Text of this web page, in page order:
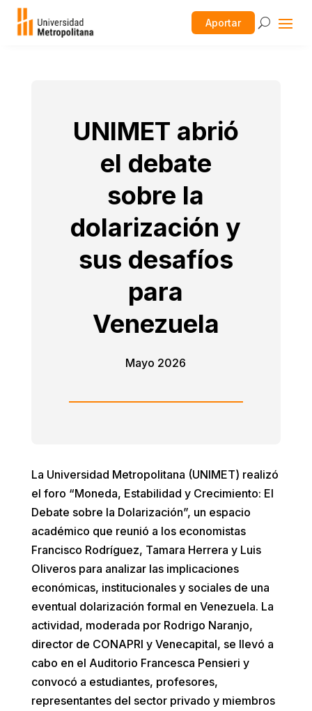
Aportar
UNIMET abrió
el debate
sobre la
dolarización y
sus desafíos
para
Venezuela
Mayo 2026
La Universidad Metropolitana (UNIMET) realizó
el foro “Moneda, Estabilidad y Crecimiento: El
Debate sobre la Dolarización”, un espacio
académico que reunió a los economistas
Francisco Rodríguez, Tamara Herrera y Luis
Oliveros para analizar las implicaciones
económicas, institucionales y sociales de una
eventual dolarización formal en Venezuela. La
actividad, moderada por Rodrigo Naranjo,
director de CONAPRI y Venecapital, se llevó a
cabo en el Auditorio Francesca Pensieri y
convocó a estudiantes, profesores,
representantes del sector privado y miembros